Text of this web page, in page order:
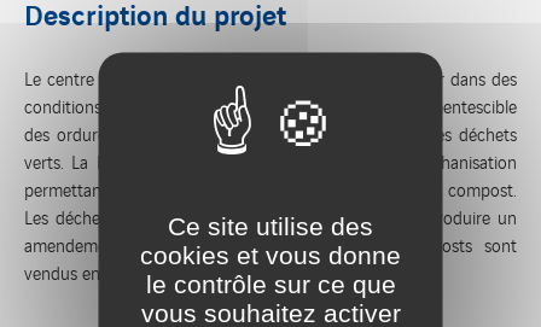
Description du projet
Le centre de valorisation organique est destiné à traiter dans des
conditions environnementales optimales la fraction fermentescible
des ordures ménagères, collectées sélectivement, et des déchets
verts. La FFOM fait l’objet d’un traitement par biométhanisation
permettant de transformer ces déchets en biogaz et en compost.
Les déchets verts sont simplement compostés pour produire un
amendement organique de qualité. Les deux composts sont
vendus en vrac ou conditionnés en sacs de 10 kg.
Ce site utilise des
cookies et vous donne
le contrôle sur ce que
vous souhaitez activer